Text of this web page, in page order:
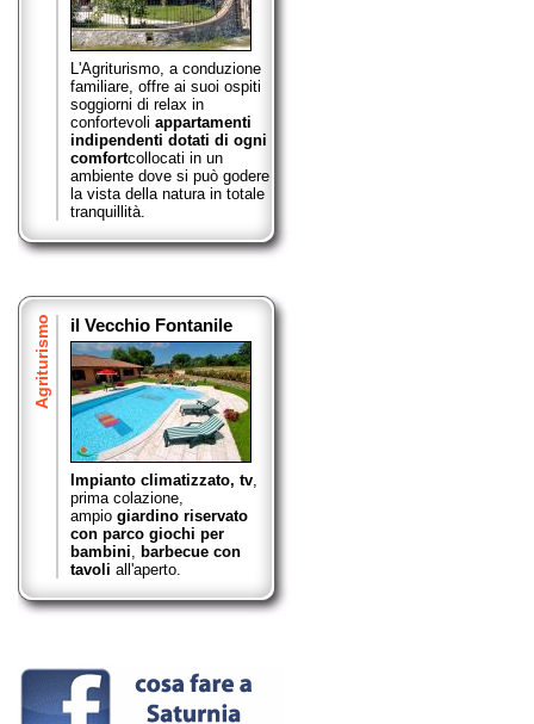
L'Agriturismo, a conduzione
familiare, offre ai suoi ospiti
soggiorni di relax in
confortevoli appartamenti
indipendenti dotati di ogni
comfortcollocati in un
ambiente dove si può godere
la vista della natura in totale
tranquillità.
Agriturismo il Vecchio Fontanile
Impianto climatizzato, tv,
prima colazione,
ampio giardino riservato
con parco giochi per
bambini, barbecue con
tavoli all'aperto.